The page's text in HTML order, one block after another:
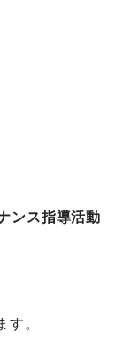
ンス指導活動
す。